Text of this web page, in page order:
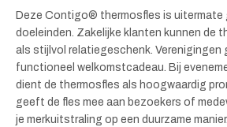
Deze Contigo® thermosfles is uitermate
doeleinden. Zakelijke klanten kunnen de
als stijlvol relatiegeschenk. Verenigingen
functioneel welkomstcadeau. Bij
dient de thermosfles als hoogwaardig
geeft de fles mee aan bezoekers of
je merkuitstraling op een duurzame manier.